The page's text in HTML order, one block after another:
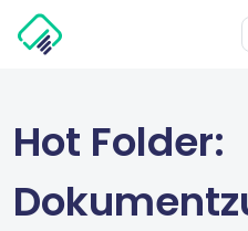
Hot Folder: